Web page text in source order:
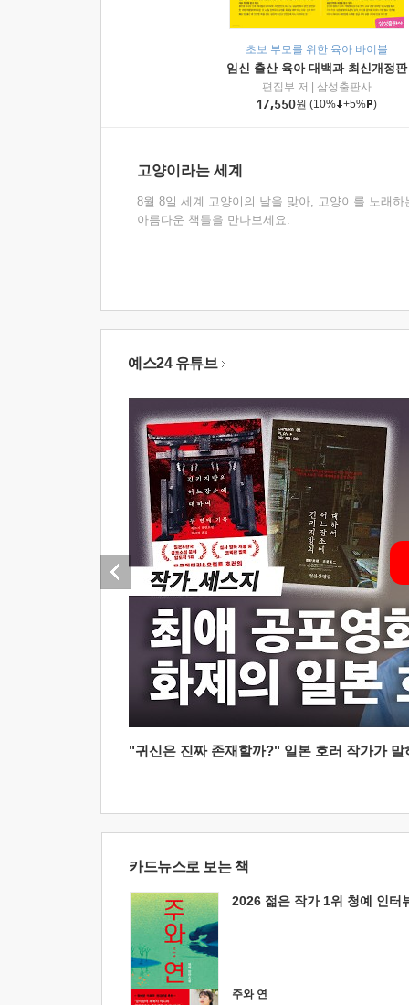
초보 부모를 위한 육아 바이블
임신 출산 육아 대백과 최신개정판
편집부 저
삼성출판사
17,550원 (10% +5% )
고양이라는 세계
8월 8일 세계 고양이의 날을 맞아, 고양이를 노래하
아름다운 책들을 만나보세요.
예스24 유튜브
"귀신은 진짜 존재할까?" 일본 호러 작가가
카드뉴스로 보는 책
2026 젊은 작가 1위 청예 인터
주와 연